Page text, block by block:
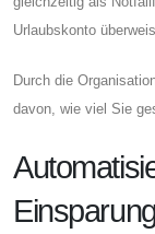
Urlaubskonto
Durch die
davon, wie viel Sie